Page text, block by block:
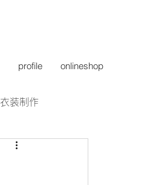
profile onlineshop
衣装制作